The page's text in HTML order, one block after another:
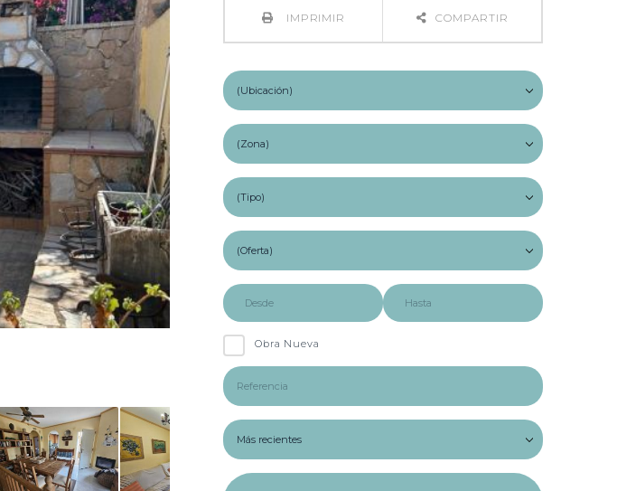
IMPRIMIR COMPARTIR
Obra Nueva